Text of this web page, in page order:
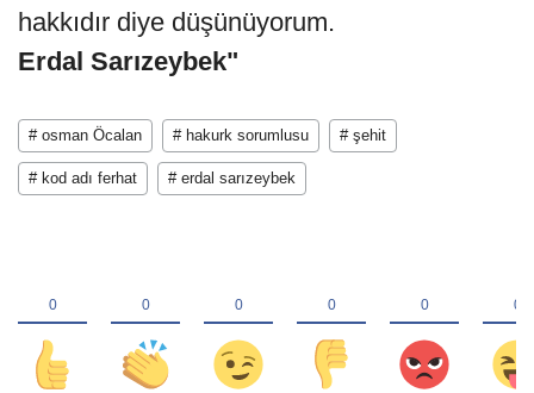
hakkıdır diye düşünüyorum.
Erdal Sarızeybek"
# osman Öcalan # hakurk sorumlusu # şehit
# kod adı ferhat # erdal sarızeybek